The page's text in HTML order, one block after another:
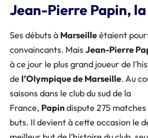
Jean-Pierre Papin,
Ses débuts à Marseilleétaient
convaincants. Mais Jean-Pierre
à ce jour le plus grand joueur de
de l’Olympique de Marseille. Au
saisons dans le club du sud de la
France, Papindispute 275
buts. Il devient à cette occasion le